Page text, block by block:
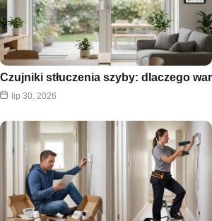
Czujniki stłuczenia szyby: dlaczego
lip 30, 2026